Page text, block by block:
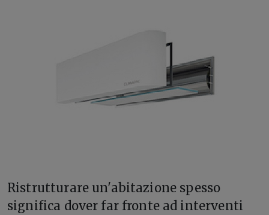
Ristrutturare un'abitazione spesso
significa dover far fronte ad interventi